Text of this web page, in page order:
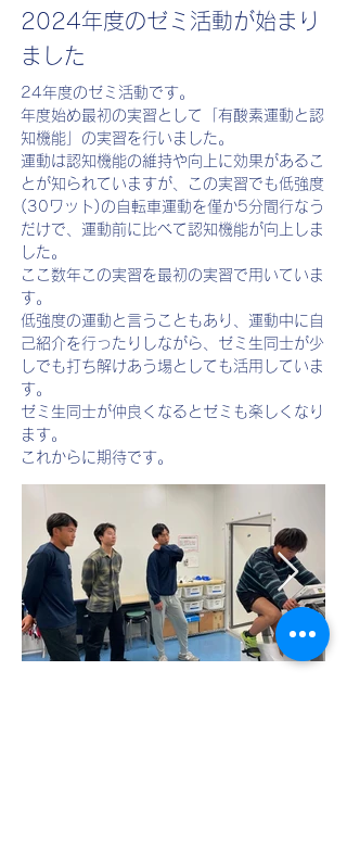
2024年度のゼミ活動が始まり
ました
24年度のゼミ活動です。
年度始め最初の実習として「有酸素運動と認
知機能」の実習を行いました。
運動は認知機能の維持や向上に効果があるこ
とが知られていますが、この実習でも低強度
(30ワット)の自転車運動を僅か5分間行なう
だけで、運動前に比べて認知機能が向上しま
した。
ここ数年この実習を最初の実習で用いていま
す。
低強度の運動と言うこともあり、運動中に自
己紹介を行ったりしながら、ゼミ生同士が少
しでも打ち解けあう場としても活用していま
す。
ゼミ生同士が仲良くなるとゼミも楽しくなり
ます。
これからに期待です。